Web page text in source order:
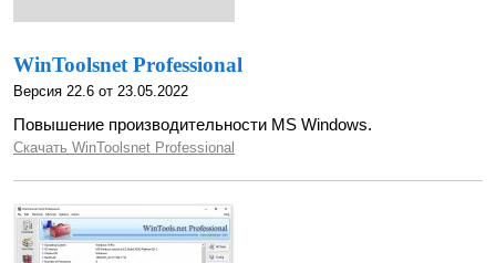
WinToolsnet Professional
Версия 22.6 от 23.05.2022
Повышение производительности MS Windows.
Скачать WinToolsnet Professional